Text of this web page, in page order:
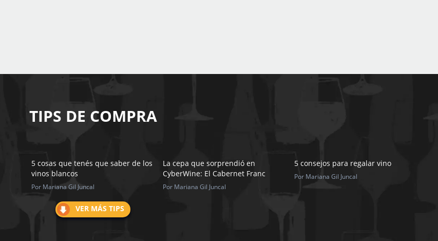
TIPS DE COMPRA
5 cosas que tenés que saber de los
vinos blancos
Por Mariana Gil Juncal
La cepa que sorprendió en
CyberWine: El Cabernet Franc
Por Mariana Gil Juncal
5 consejos para regalar vino
Por Mariana Gil Juncal
VER MÁS TIPS